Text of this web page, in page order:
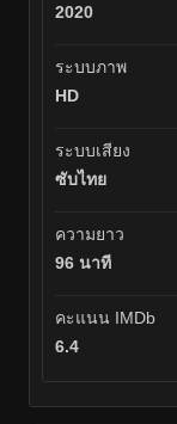
2020
ระบบภาพ
HD
ระบบเสียง
ซับไทย
ความยาว
96 นาที
คะแนน IMDb
6.4